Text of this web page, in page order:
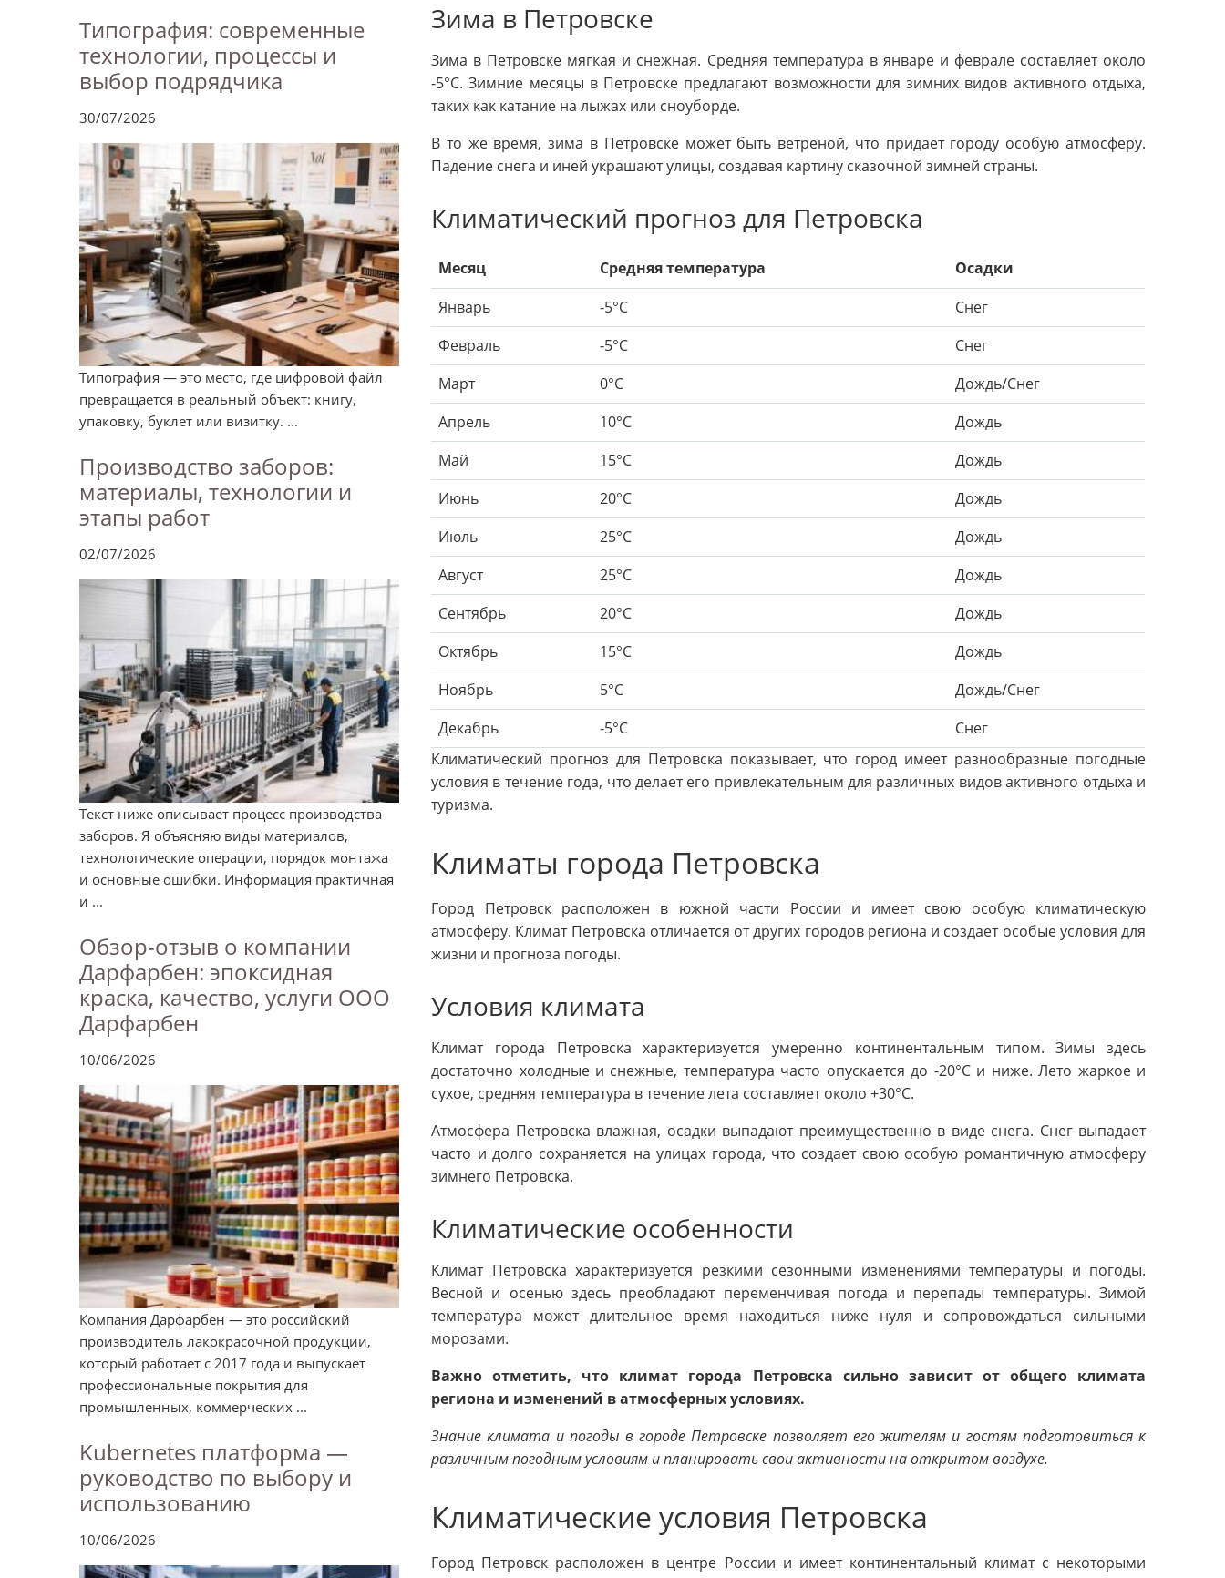
Типография: современные
технологии, процессы и
выбор подрядчика
30/07/2026
Типография — это место, где цифровой файл
превращается в реальный объект: книгу,
упаковку, буклет или визитку. ...
Производство заборов:
материалы, технологии и
этапы работ
02/07/2026
Текст ниже описывает процесс производства
заборов. Я объясняю виды материалов,
технологические операции, порядок монтажа
и основные ошибки. Информация практичная
и ...
Обзор-отзыв о компании
Дарфарбен: эпоксидная
краска, качество, услуги ООО
Дарфарбен
10/06/2026
Компания Дарфарбен — это российский
производитель лакокрасочной продукции,
который работает с 2017 года и выпускает
профессиональные покрытия для
промышленных, коммерческих ...
Kubernetes платформа —
руководство по выбору и
использованию
10/06/2026
Зима в Петровске
Зима в Петровске мягкая и снежная. Средняя температура в январе и феврале составляет около
-5°C. Зимние месяцы в Петровске предлагают возможности для зимних видов активного отдыха,
таких как катание на лыжах или сноуборде.
В то же время, зима в Петровске может быть ветреной, что придает городу особую атмосферу.
Падение снега и иней украшают улицы, создавая картину сказочной зимней страны.
Климатический прогноз для Петровска
Месяц Средняя температура
Осадки
Январь
-5°C
Снег
Февраль
-5°C
Снег
Март
0°C
Дождь/Снег
Апрель
10°C
Дождь
Май
15°C
Дождь
Июнь
20°C
Дождь
Июль
25°C
Дождь
Август
25°C
Дождь
Сентябрь
20°C
Дождь
Октябрь
15°C
Дождь
Ноябрь
5°C
Дождь/Снег
Декабрь
-5°C
Снег
Климатический прогноз для Петровска показывает, что город имеет разнообразные погодные
условия в течение года, что делает его привлекательным для различных видов активного отдыха и
туризма.
Климаты города Петровска
Город Петровск расположен в южной части России и имеет свою особую климатическую
атмосферу. Климат Петровска отличается от других городов региона и создает особые условия для
жизни и прогноза погоды.
Условия климата
Климат города Петровска характеризуется умеренно континентальным типом. Зимы здесь
достаточно холодные и снежные, температура часто опускается до -20°C и ниже. Лето жаркое и
сухое, средняя температура в течение лета составляет около +30°C.
Атмосфера Петровска влажная, осадки выпадают преимущественно в виде снега. Снег выпадает
часто и долго сохраняется на улицах города, что создает свою особую романтичную атмосферу
зимнего Петровска.
Климатические особенности
Климат Петровска характеризуется резкими сезонными изменениями температуры и погоды.
Весной и осенью здесь преобладают переменчивая погода и перепады температуры. Зимой
температура может длительное время находиться ниже нуля и сопровождаться сильными
морозами.
Важно отметить, что климат города Петровска сильно зависит от общего климата
региона и изменений в атмосферных условиях.
Знание климата и погоды в городе Петровске позволяет его жителям и гостям подготовиться к
различным погодным условиям и планировать свои активности на открытом воздухе.
Климатические условия Петровска
Город Петровск расположен в центре России и имеет континентальный климат с некоторыми